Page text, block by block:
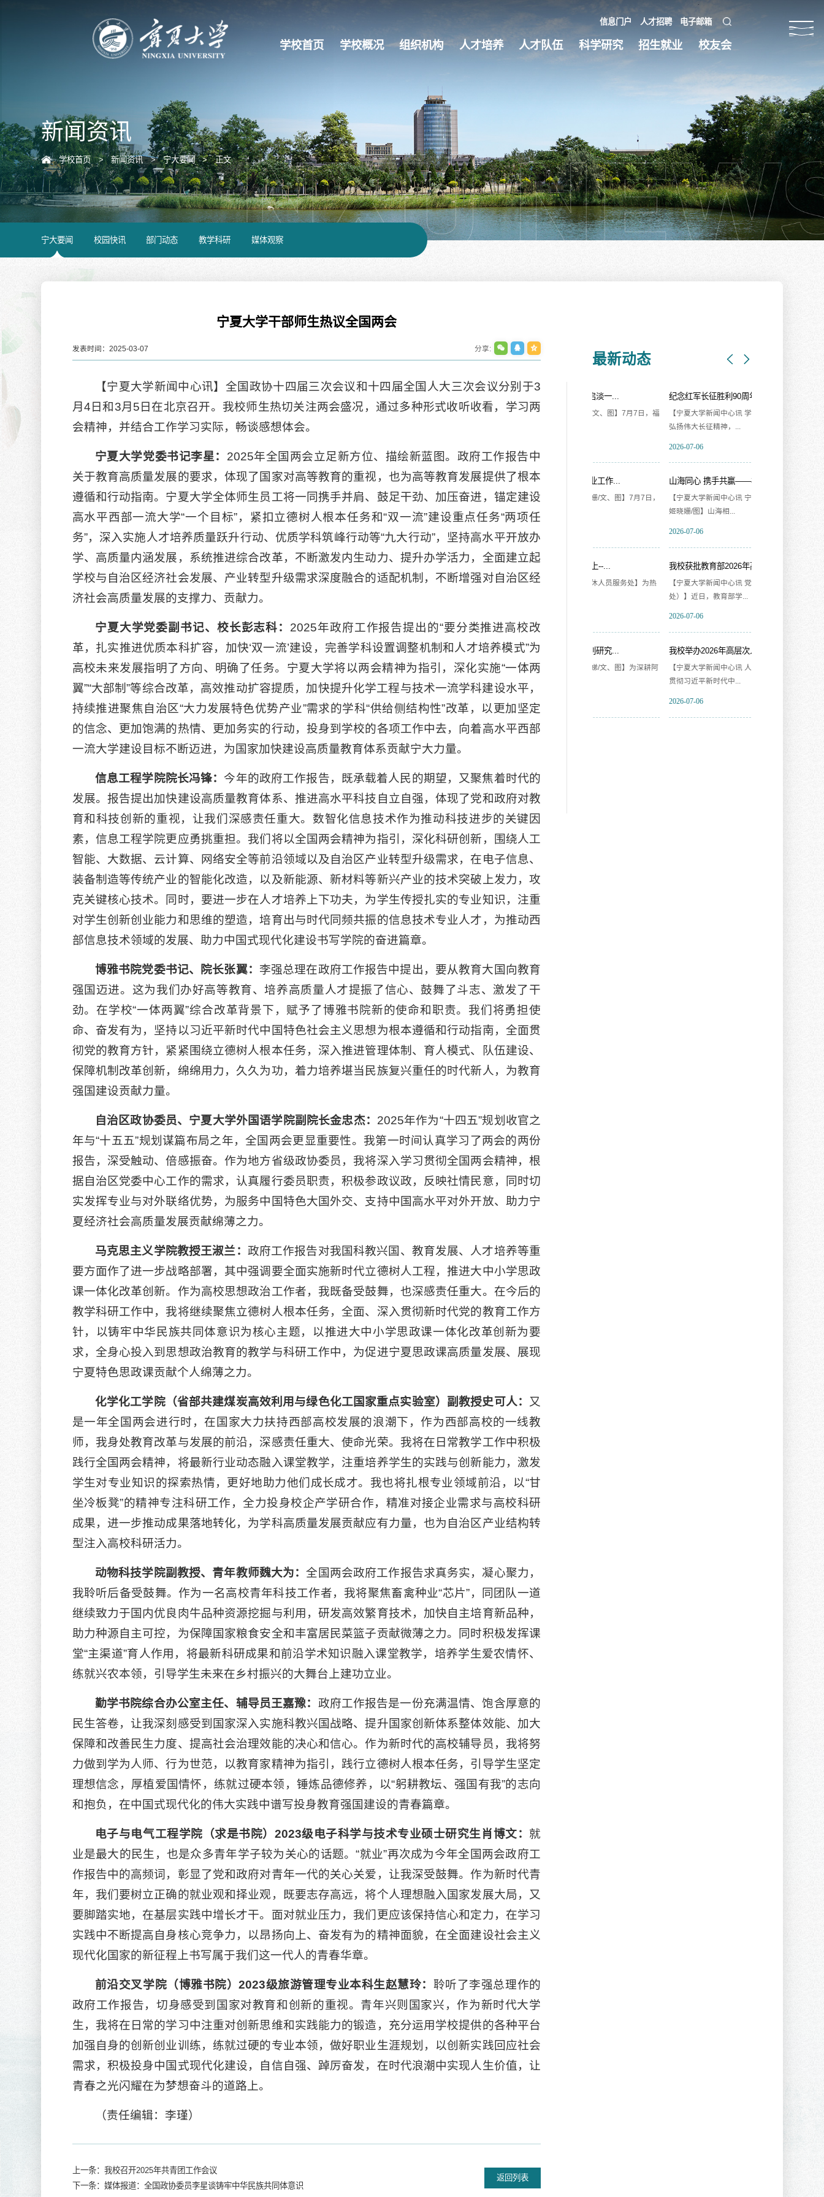
信息门户 人才招聘 电子邮箱
学校首页 学校概况 组织机构 人才培养 人才队伍 科学研究 招生就业 校友会
新闻资讯
学校首页 > 新闻资讯 > 宁大要闻 > 正文
宁大要闻 校园快讯 部门动态 教学科研 媒体观察
宁夏大学干部师生热议全国两会
发表时间：2025-03-07 分享:
【宁夏大学新闻中心讯】全国政协十四届三次会议和十四届全国人大三次会议分别于3
月4日和3月5日在北京召开。我校师生热切关注两会盛况，通过多种形式收听收看，学习两
会精神，并结合工作学习实际，畅谈感想体会。
宁夏大学党委书记李星： 2025年全国两会立足新方位、描绘新蓝图。政府工作报告中
关于教育高质量发展的要求，体现了国家对高等教育的重视，也为高等教育发展提供了根本
遵循和行动指南。宁夏大学全体师生员工将一同携手并肩、鼓足干劲、加压奋进，锚定建设
高水平西部一流大学“一个目标”，紧扣立德树人根本任务和“双一流”建设重点任务“两项任
务”，深入实施人才培养质量跃升行动、优质学科筑峰行动等“九大行动”，坚持高水平开放办
学、高质量内涵发展，系统推进综合改革，不断激发内生动力、提升办学活力，全面建立起
学校与自治区经济社会发展、产业转型升级需求深度融合的适配机制，不断增强对自治区经
济社会高质量发展的支撑力、贡献力。
宁夏大学党委副书记、校长彭志科： 2025年政府工作报告提出的“要分类推进高校改
革，扎实推进优质本科扩容，加快‘双一流’建设，完善学科设置调整机制和人才培养模式”为
高校未来发展指明了方向、明确了任务。宁夏大学将以两会精神为指引，深化实施“一体两
翼”“大部制”等综合改革，高效推动扩容提质，加快提升化学工程与技术一流学科建设水平，
持续推进聚焦自治区“大力发展特色优势产业”需求的学科“供给侧结构性”改革，以更加坚定
的信念、更加饱满的热情、更加务实的行动，投身到学校的各项工作中去，向着高水平西部
一流大学建设目标不断迈进，为国家加快建设高质量教育体系贡献宁大力量。
信息工程学院院长冯锋： 今年的政府工作报告，既承载着人民的期望，又聚焦着时代的
发展。报告提出加快建设高质量教育体系、推进高水平科技自立自强，体现了党和政府对教
育和科技创新的重视，让我们深感责任重大。数智化信息技术作为推动科技进步的关键因
素，信息工程学院更应勇挑重担。我们将以全国两会精神为指引，深化科研创新，围绕人工
智能、大数据、云计算、网络安全等前沿领域以及自治区产业转型升级需求，在电子信息、
装备制造等传统产业的智能化改造，以及新能源、新材料等新兴产业的技术突破上发力，攻
克关键核心技术。同时，要进一步在人才培养上下功夫，为学生传授扎实的专业知识，注重
对学生创新创业能力和思维的塑造，培育出与时代同频共振的信息技术专业人才，为推动西
部信息技术领域的发展、助力中国式现代化建设书写学院的奋进篇章。
博雅书院党委书记、院长张翼： 李强总理在政府工作报告中提出，要从教育大国向教育
强国迈进。这为我们办好高等教育、培养高质量人才提振了信心、鼓舞了斗志、激发了干
劲。在学校“一体两翼”综合改革背景下，赋予了博雅书院新的使命和职责。我们将勇担使
命、奋发有为，坚持以习近平新时代中国特色社会主义思想为根本遵循和行动指南，全面贯
彻党的教育方针，紧紧围绕立德树人根本任务，深入推进管理体制、育人模式、队伍建设、
保障机制改革创新，绵绵用力，久久为功，着力培养堪当民族复兴重任的时代新人，为教育
强国建设贡献力量。
自治区政协委员、宁夏大学外国语学院副院长金忠杰： 2025年作为“十四五”规划收官之
年与“十五五”规划谋篇布局之年，全国两会更显重要性。我第一时间认真学习了两会的两份
报告，深受触动、倍感振奋。作为地方省级政协委员，我将深入学习贯彻全国两会精神，根
据自治区党委中心工作的需求，认真履行委员职责，积极参政议政，反映社情民意，同时切
实发挥专业与对外联络优势，为服务中国特色大国外交、支持中国高水平对外开放、助力宁
夏经济社会高质量发展贡献绵薄之力。
马克思主义学院教授王淑兰： 政府工作报告对我国科教兴国、教育发展、人才培养等重
要方面作了进一步战略部署，其中强调要全面实施新时代立德树人工程，推进大中小学思政
课一体化改革创新。作为高校思想政治工作者，我既备受鼓舞，也深感责任重大。在今后的
教学科研工作中，我将继续聚焦立德树人根本任务，全面、深入贯彻新时代党的教育工作方
针，以铸牢中华民族共同体意识为核心主题，以推进大中小学思政课一体化改革创新为要
求，全身心投入到思想政治教育的教学与科研工作中，为促进宁夏思政课高质量发展、展现
宁夏特色思政课贡献个人绵薄之力。
化学化工学院（省部共建煤炭高效利用与绿色化工国家重点实验室）副教授史可人： 又
是一年全国两会进行时，在国家大力扶持西部高校发展的浪潮下，作为西部高校的一线教
师，我身处教育改革与发展的前沿，深感责任重大、使命光荣。我将在日常教学工作中积极
践行全国两会精神，将最新行业动态融入课堂教学，注重培养学生的实践与创新能力，激发
学生对专业知识的探索热情，更好地助力他们成长成才。我也将扎根专业领域前沿，以“甘
坐冷板凳”的精神专注科研工作，全力投身校企产学研合作，精准对接企业需求与高校科研
成果，进一步推动成果落地转化，为学科高质量发展贡献应有力量，也为自治区产业结构转
型注入高校科研活力。
动物科技学院副教授、 青年教师魏大为：全国两会政府工作报告求真务实，凝心聚力，
我聆听后备受鼓舞。作为一名高校青年科技工作者，我将聚焦畜禽种业“芯片”，同团队一道
继续致力于国内优良肉牛品种资源挖掘与利用，研发高效繁育技术，加快自主培育新品种，
助力种源自主可控，为保障国家粮食安全和丰富居民菜篮子贡献微薄之力。同时积极发挥课
堂“主渠道”育人作用，将最新科研成果和前沿学术知识融入课堂教学，培养学生爱农情怀、
练就兴农本领，引导学生未来在乡村振兴的大舞台上建功立业。
勤学书院综合办公室主任、辅导员王嘉豫： 政府工作报告是一份充满温情、饱含厚意的
民生答卷，让我深刻感受到国家深入实施科教兴国战略、提升国家创新体系整体效能、加大
保障和改善民生力度、提高社会治理效能的决心和信心。作为新时代的高校辅导员，我将努
力做到学为人师、行为世范，以教育家精神为指引，践行立德树人根本任务，引导学生坚定
理想信念，厚植爱国情怀，练就过硬本领，锤炼品德修养，以“躬耕教坛、强国有我”的志向
和抱负，在中国式现代化的伟大实践中谱写投身教育强国建设的青春篇章。
电子与电气工程学院 （求是书院） 2023级电子科学与技术专业硕士研究生肖博文： 就
业是最大的民生，也是众多青年学子较为关心的话题。“就业”再次成为今年全国两会政府工
作报告中的高频词，彰显了党和政府对青年一代的关心关爱，让我深受鼓舞。作为新时代青
年，我们要树立正确的就业观和择业观，既要志存高远，将个人理想融入国家发展大局，又
要脚踏实地，在基层实践中增长才干。面对就业压力，我们更应该保持信心和定力，在学习
实践中不断提高自身核心竞争力，以昂扬向上、奋发有为的精神面貌，在全面建设社会主义
现代化国家的新征程上书写属于我们这一代人的青春华章。
前沿交叉学院（博雅书院）2023级旅游管理专业本科生赵慧玲： 聆听了李强总理作的
政府工作报告，切身感受到国家对教育和创新的重视。青年兴则国家兴，作为新时代大学
生，我将在日常的学习中注重对创新思维和实践能力的锻造，充分运用学校提供的各种平台
加强自身的创新创业训练，练就过硬的专业本领，做好职业生涯规划，以创新实践回应社会
需求，积极投身中国式现代化建设，自信自强、踔厉奋发，在时代浪潮中实现人生价值，让
青春之光闪耀在为梦想奋斗的道路上。
（责任编辑：李瑾）
上一条：我校召开2025年共青团工作会议
下一条：媒体报道：全国政协委员李星谈铸牢中华民族共同体意识
返回列表
最新动态
【宁夏大学新闻中心讯 学术期刊中心】为继承和
弘扬伟大长征精神，...
山海同心 携手共赢——福建、宁...
【宁夏大学新闻中心讯 宁夏社科联、姬晓姗/文
姬晓姗/图】山海相...
2026-07-06
我校获批教育部2026年高校就业...
【宁夏大学新闻中心讯 党委学生工作部（学生
处）】近日，教育部学...
我校举办2026年高层次人才国情...
【宁夏大学新闻中心讯 人力资源部】为深入学习
贯彻习近平新时代中...
2026-07-06
我校召开2026年校党委理论学习...
深入学习贯彻习近...
2026-07-08
树牢正确政绩观 构建融合新体系...
【宁夏大学新闻中心讯 档案馆】7月8日，档案馆
2026-07-08
我校举办第六期课程思政教学工...
人根本任务，推动课...
2026-07-08
宁夏大学中卫校区“一办三院两...
宁夏大学中卫校区...
2026-07-07
【宁夏大学新闻中心讯 杨雯/文、图】7月7日，福
我校召开2026届毕业生就业工作...
【宁夏大学新闻中心讯 姬晓姗/文、图】7月7日，
我校召开2026届毕...
2026-07-07
赓续红色血脉 银龄礼赞塞上--...
【宁夏大学新闻中心讯 离退休人员服务处】为热
我校召开《阿拉伯区域国别研究...
【宁夏大学新闻中心讯 王文娣/文、图】为深耕阿
拉伯区域国别研究...
2026-07-06
纪念红军长征胜利90周年学术研...
【宁夏大学新闻中心讯 学术期刊中心】为继承和
山海同心 携手共赢——福建、宁...
【宁夏大学新闻中心讯 宁夏社科联、姬晓姗/文
我校获批教育部2026年高校就业...
【宁夏大学新闻中心讯 党委学生工作部（学生
处）】近日，教育部学...
我校举办2026年高层次人才国情...
【宁夏大学新闻中心讯 人力资源部】为深入学习